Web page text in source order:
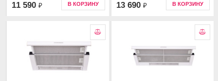
11 590 ₽ В КОРЗИНУ 13 690 ₽ В КОРЗИНУ